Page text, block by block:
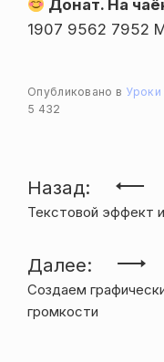
Донат. На
1907 9562 7952
Опубликовано в Уроки
5 432
по
записям
Назад:
Текстовой эффект
Далее:
Создаем
громкости